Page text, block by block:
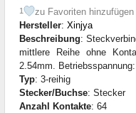
1
zu Favoriten hinzufügen
Hersteller: Xinjya
Beschreibung:
mittlere Reihe ohne
2.54mm.
Typ: 3-reihig
Stecker/Buchse: Stecker
Anzahl Kontakte: 64